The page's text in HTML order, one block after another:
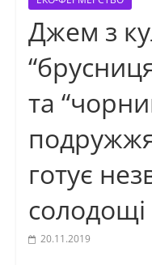
Джем з
та
готує
солодощі
20.11.2019